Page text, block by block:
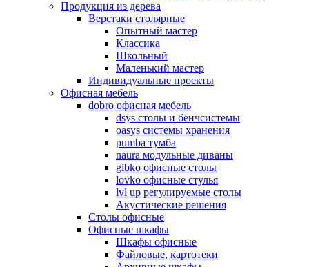
Продукция из дерева
Верстаки столярные
Опытный мастер
Классика
Школьный
Маленький мастер
Индивидуальные проекты
Офисная мебель
dobro офисная мебель
dsys столы и бенчсистемы
oasys системы хранения
pumba тумба
naura модульные диваны
gibko офисные столы
lovko офисные стулья
lvl up регулируемые столы
Акустические решения
Столы офисные
Офисные шкафы
Шкафы офисные
Файловые, картотеки